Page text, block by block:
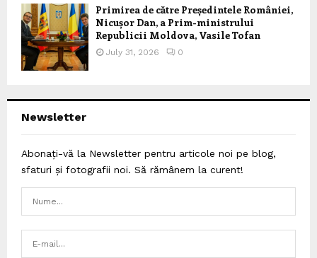
Primirea de către Președintele României,
Nicușor Dan, a Prim-ministrului
Republicii Moldova, Vasile Tofan
July 31, 2026 0
Newsletter
Abonați-vă la Newsletter pentru articole noi pe blog,
sfaturi și fotografii noi. Să rămânem la curent!